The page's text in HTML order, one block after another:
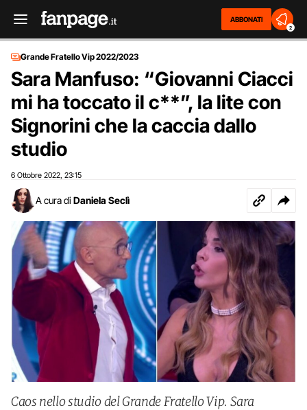
ABBONATI
2
Grande Fratello Vip 2022/2023
Sara Manfuso: “Giovanni Ciacci
mi ha toccato il c**”, la lite con
Signorini che la caccia dallo
studio
6 Ottobre 2022 23:15
A cura di Daniela Seclì
Caos nello studio del Grande Fratello Vip. Sara